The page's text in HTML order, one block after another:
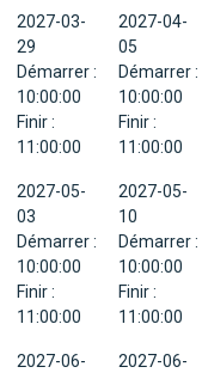
2027-03-
29
Démarrer :
10:00:00
Finir :
11:00:00
2027-04-
05
Démarrer :
10:00:00
Finir :
11:00:00
2027-05-
03
Démarrer :
10:00:00
Finir :
11:00:00
2027-05-
10
Démarrer :
10:00:00
Finir :
11:00:00
2027-06-
2027-06-